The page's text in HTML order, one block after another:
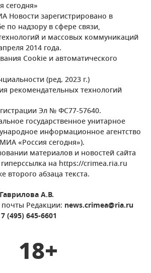
сегодня»
Новости зарегистрировано в
по надзору в сфере связи,
и массовых коммуникаций
2014 года.
Cookie и автоматического
(ред. 2023 г.)
рекомендательных технологий
Эл № ФС77-57640.
государственное унитарное
информационное агентство
«Россия сегодня»).
материалов и новостей сайта
на https://crimea.ria.ru
второго абзаца текста.
Гаврилова А.В.
Редакции: news.crimea@ria.ru
7 (495) 645-6601
18+